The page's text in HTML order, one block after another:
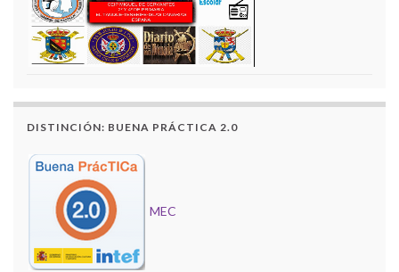
DISTINCIÓN: BUENA PRÁCTICA 2.0
MEC